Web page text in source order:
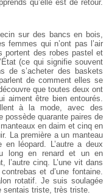
qu’elle est de retour.
sur des bancs en bois,
femmes qui n’ont pas l’air
portent des robes pastel et
(ce qui signifie souvent
de s’acheter des baskets
de comment elles se
que toutes deux ont
aiment être bien entourés.
à la mode, avec des
possède quarante paires de
en daim et cinq en
La première a un manteau
léopard. L’autre a deux
long en renard et un en
l’autre cinq. L’une vit dans
et d’une fontaine.
rotatif. Je suis soulagée
sentais triste, très triste.